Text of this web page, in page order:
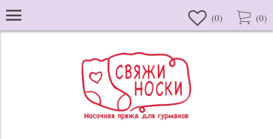
(0) (0)